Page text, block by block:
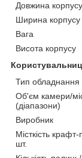
Довжина корпусу
Ширина корпусу
Вага
Висота корпусу
Тип обладнання
Об'єм камери/
(діапазони)
Виробник
Місткість крафт-
шт.